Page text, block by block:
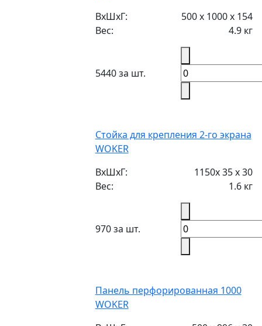
ВxШxГ:
500 x 1000 x 154
Вес:
4.9 кг
5440 за шт.
Стойка для крепления 2-го экрана
WOKER
ВxШxГ:
1150x 35 x 30
Вес:
1.6 кг
970 за шт.
Панель перфорированная 1000
WOKER